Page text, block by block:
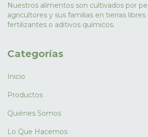
Nuestros alimentos son cultivados por
agricultores y sus familias en tierras
fertilizantes o aditivos químicos.
Categorías
Inicio
Productos
Quiénes Somos
Lo Que Hacemos